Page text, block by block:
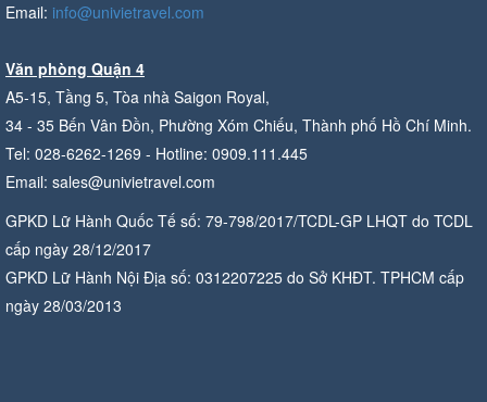
Email: info@univietravel.com
Văn phòng Quận 4
A5-15, Tầng 5, Tòa nhà Saigon Royal,
34 - 35 Bến Vân Đồn, Phường Xóm Chiếu, Thành phố Hồ Chí Minh.
Tel: 028-6262-1269 - Hotline: 0909.111.445
Email: sales@univietravel.com
GPKD Lữ Hành Quốc Tế số: 79-798/2017/TCDL-GP LHQT do TCDL
cấp ngày 28/12/2017
GPKD Lữ Hành Nội Địa số: 0312207225 do Sở KHĐT. TPHCM cấp
ngày 28/03/2013